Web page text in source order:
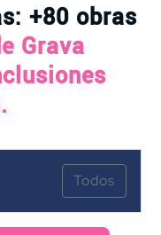
+80 obras
Grava
Todos